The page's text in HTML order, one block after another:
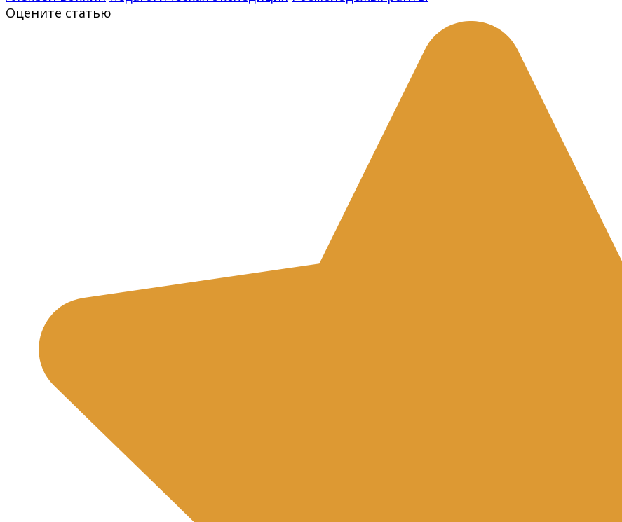
Оцените статью